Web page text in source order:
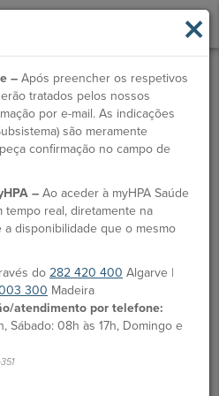
×
– Após preencher os respetivos
tratados pelos nossos
por e-mail. As indicações
são meramente
confirmação no campo de
– Ao aceder à myHPA Saúde
tempo real, diretamente na
disponibilidade que o mesmo
do 282 420 400 Algarve |
300 Madeira
atendimento por telefone:
Sábado: 08h às 17h, Domingo e